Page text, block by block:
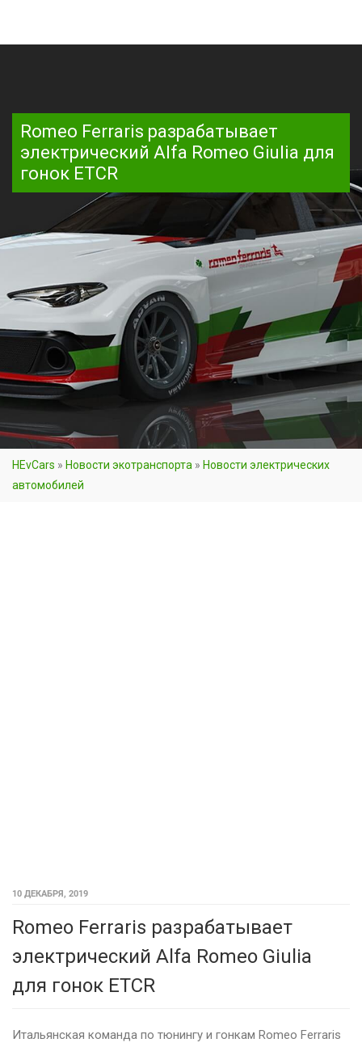
Romeo Ferraris разрабатывает
электрический Alfa Romeo Giulia для
гонок ETCR
HEvCars » Новости экотранспорта » Новости электрических
автомобилей
10 ДЕКАБРЯ, 2019
Romeo Ferraris разрабатывает
электрический Alfa Romeo Giulia
для гонок ETCR
Итальянская команда по тюнингу и гонкам Romeo Ferraris